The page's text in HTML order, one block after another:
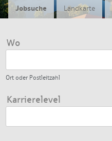
Jobsuche Landkarte
Wo
Ort oder Postleitzahl
Karrierelevel